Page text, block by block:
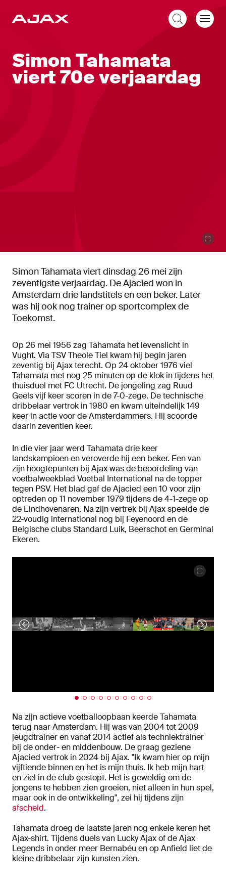
Simon Tahamata
viert 70e verjaardag
Simon Tahamata viert dinsdag 26 mei zijn
zeventigste verjaardag. De Ajacied won in
Amsterdam drie landstitels en een beker. Later
was hij ook nog trainer op sportcomplex de
Toekomst.
Op 26 mei 1956 zag Tahamata het levenslicht in
Vught. Via TSV Theole Tiel kwam hij begin jaren
zeventig bij Ajax terecht. Op 24 oktober 1976 viel
Tahamata met nog 25 minuten op de klok in tijdens het
thuisduel met FC Utrecht. De jongeling zag Ruud
Geels vijf keer scoren in de 7-0-zege. De technische
dribbelaar vertrok in 1980 en kwam uiteindelijk 149
keer in actie voor de Amsterdammers. Hij scoorde
daarin zeventien keer.
In die vier jaar werd Tahamata drie keer
landskampioen en veroverde hij een beker. Een van
zijn hoogtepunten bij Ajax was de beoordeling van
voetbalweekblad Voetbal International na de topper
tegen PSV. Het blad gaf de Ajacied een 10 voor zijn
optreden op 11 november 1979 tijdens de 4-1-zege op
de Eindhovenaren. Na zijn vertrek bij Ajax speelde de
22-voudig international nog bij Feyenoord en de
Belgische clubs Standard Luik, Beerschot en Germinal
Ekeren.
Na zijn actieve voetballoopbaan keerde Tahamata
terug naar Amsterdam. Hij was van 2004 tot 2009
jeugdtrainer en vanaf 2014 actief als techniektrainer
bij de onder- en middenbouw. De graag geziene
Ajacied vertrok in 2024 bij Ajax. "Ik kwam hier op mijn
vijftiende binnen en het is mijn thuis. Ik heb mijn hart
en ziel in de club gestopt. Het is geweldig om de
jongens te hebben zien groeien, niet alleen in hun spel,
maar ook in de ontwikkeling", zei hij tijdens zijn
afscheid.
Tahamata droeg de laatste jaren nog enkele keren het
Ajax-shirt. Tijdens duels van Lucky Ajax of de Ajax
Legends in onder meer Bernabéu en op Anfield liet de
kleine dribbelaar zijn kunsten zien.